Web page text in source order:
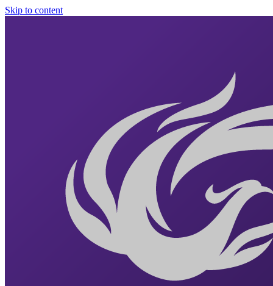
Skip to content